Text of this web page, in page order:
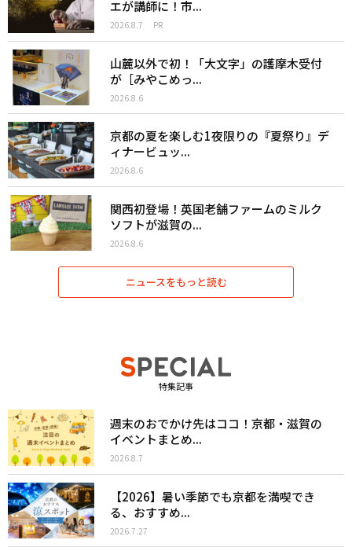
エが講師に！市...
2026.8.7 PR
山麓以外で初！「大文字」の護摩木受付
が［みやこめっ...
2026.8.6
京都の夏を楽しむ1夜限りの『夏祭り』デ
ィナービュッ...
2026.8.6
関西初登場！英国老舗ファームのミルク
ソフトが滋賀の...
2026.8.6
ニュースをもっと読む
特集記事
週末のおでかけ先はココ！京都・滋賀の
イベントまとめ...
2026.8.7
【2026】暑い季節でも京都を満喫でき
る、おすすめ...
2026.7.27